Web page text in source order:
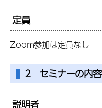
定員
Zoom参加は定員なし
2 セミナーの内容
説明者